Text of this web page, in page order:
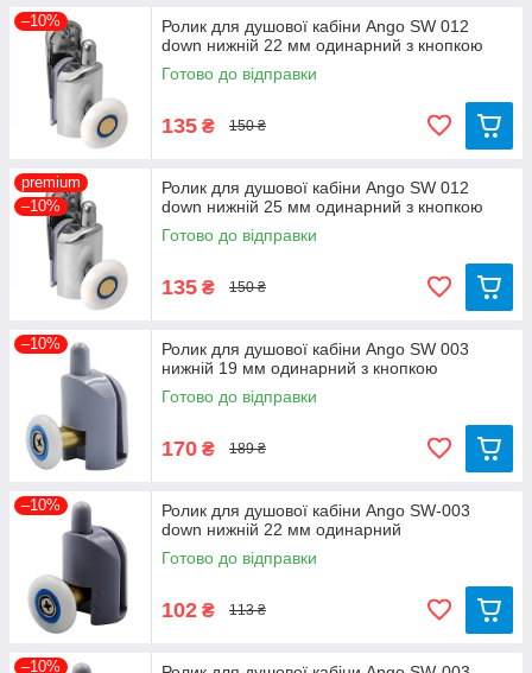
–10%
Ролик для душової кабіни Ango SW 012
down нижній 22 мм одинарний з кнопкою
Готово до відправки
135 ₴ 150 ₴
premium
–10%
Ролик для душової кабіни Ango SW 012
down нижній 25 мм одинарний з кнопкою
Готово до відправки
135 ₴ 150 ₴
–10%
Ролик для душової кабіни Ango SW 003
нижній 19 мм одинарний з кнопкою
Готово до відправки
170 ₴ 189 ₴
–10%
Ролик для душової кабіни Ango SW-003
down нижній 22 мм одинарний
Готово до відправки
102 ₴ 113 ₴
–10%